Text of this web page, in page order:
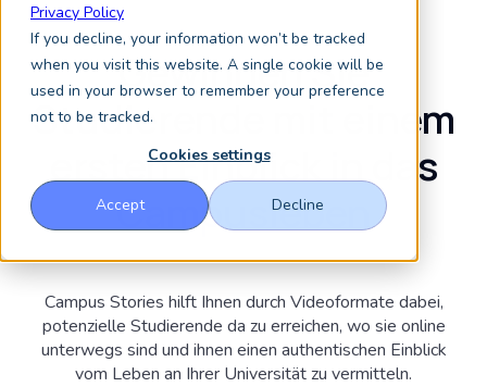
Privacy Policy
If you decline, your information won’t be tracked
when you visit this website. A single cookie will be
used in your browser to remember your preference
not to be tracked.
Cookies settings
Accept Decline
Gewinnen Sie
Studierende mit einem
ersten Einblick in das
Campusleben
Campus Stories hilft Ihnen durch Videoformate dabei,
potenzielle Studierende da zu erreichen, wo sie online
unterwegs sind und ihnen einen authentischen Einblick
vom Leben an Ihrer Universität zu vermitteln.